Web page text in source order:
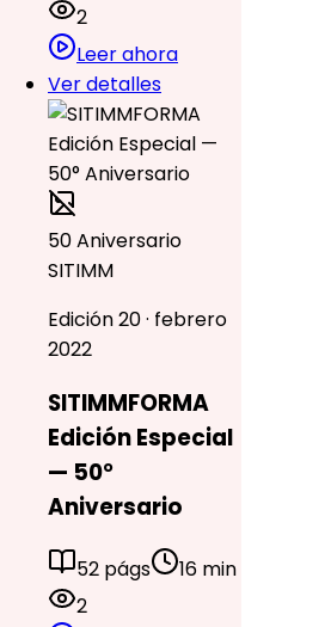
2
Leer ahora
Ver detalles
50 Aniversario
SITIMM
Edición 20 · febrero
2022
SITIMMFORMA
Edición Especial
— 50°
Aniversario
52 págs
16 min
2